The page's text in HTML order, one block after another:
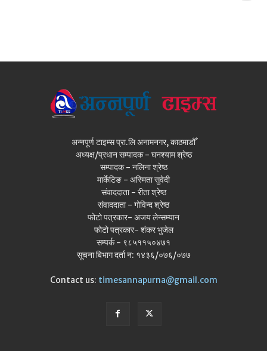
अन्नपूर्ण टाइम्स प्रा.लि अनामनगर, काठमाडौँ
अध्यक्ष/प्रधान सम्पादक - घनश्याम श्रेष्ठ
सम्पादक - नलिना श्रेष्ठ
मार्केटिङ - अस्मिता सुवेदी
संवाददाता - रीता श्रेष्ठ
संवाददाता - गोविन्द श्रेष्ठ
फोटो पत्रकार- अजय लेन्सम्यान
फोटो पत्रकार- शंकर भुजेल
सम्पर्क - ९८५११५०४७१
सूचना बिभाग दर्ता न: १४३६/०७६/०७७
Contact us: timesannapurna@gmail.com